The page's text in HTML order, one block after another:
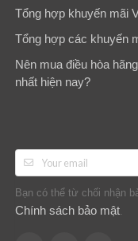
Tổng hợp khuyến mãi
Tổng hợp các khuyến
Nên mua điều hòa
nhất hiện nay?
Bạn có thể từ chối nhận
Chính sách bảo mật.